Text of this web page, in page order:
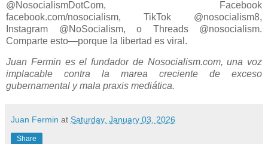
@NosocialismDotCom, Facebook
facebook.com/nosocialism, TikTok @nosocialism8,
Instagram @NoSocialism, o Threads @nosocialism.
Comparte esto—porque la libertad es viral.
Juan Fermin es el fundador de Nosocialism.com, una voz
implacable contra la marea creciente de exceso
gubernamental y mala praxis mediática.
Juan Fermin at Saturday, January 03, 2026
Share